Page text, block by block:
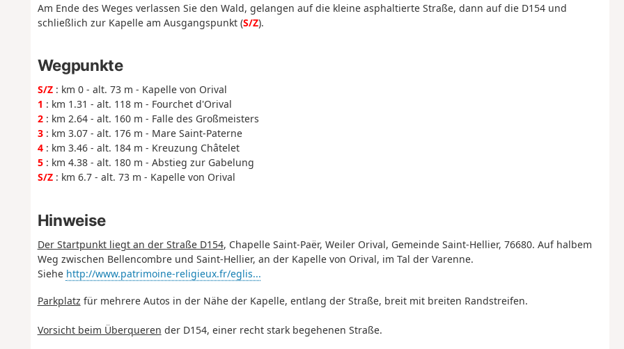
Am Ende des Weges verlassen Sie den Wald, gelangen auf die kleine asphaltierte Straße, dann auf die D154 und
schließlich zur Kapelle am Ausgangspunkt (S/Z).
Wegpunkte
S/Z: km 0 - alt. 73 m - Kapelle von Orival
1 : km 1.31 - alt. 118 m - Fourchet d'Orival
2: km 2.64 - alt. 160 m - Falle des Großmeisters
3: km 3.07 - alt. 176 m - Mare Saint-Paterne
4: km 3.46 - alt. 184 m - Kreuzung Châtelet
5: km 4.38 - alt. 180 m - Abstieg zur Gabelung
S/Z: km 6.7 - alt. 73 m - Kapelle von Orival
Hinweise
Der Startpunkt liegt an der Straße D154, Chapelle Saint-Paër, Weiler Orival, Gemeinde Saint-Hellier, 76680. Auf halbem
Weg zwischen Bellencombre und Saint-Hellier, an der Kapelle von Orival, im Tal der Varenne.
Siehe http://www.patrimoine-religieux.fr/eglis...
Parkplatz für mehrere Autos in der Nähe der Kapelle, entlang der Straße, breit mit breiten Randstreifen.
Vorsicht beim Überqueren der D154, einer recht stark begehenen Straße.